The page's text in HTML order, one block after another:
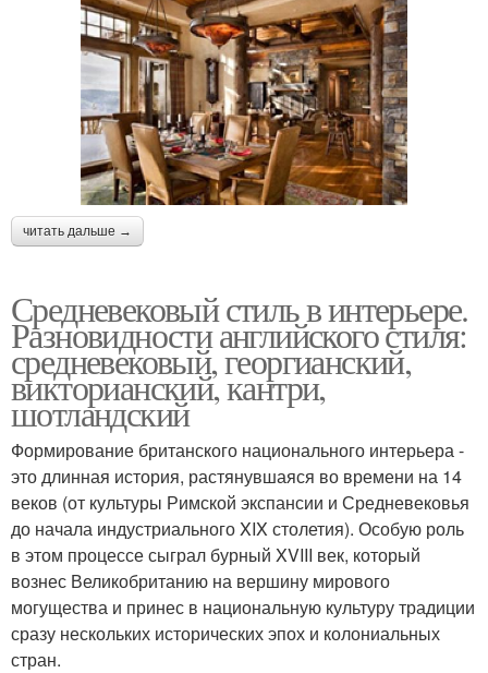
читать дальше →
Средневековый стиль в интерьере.
Разновидности английского стиля:
средневековый, георгианский,
викторианский, кантри,
шотландский
Формирование британского национального интерьера -
это длинная история, растянувшаяся во времени на 14
веков (от культуры Римской экспансии и Средневековья
до начала индустриального XIX столетия). Особую роль
в этом процессе сыграл бурный XVIII век, который
вознес Великобританию на вершину мирового
могущества и принес в национальную культуру традиции
сразу нескольких исторических эпох и колониальных
стран.